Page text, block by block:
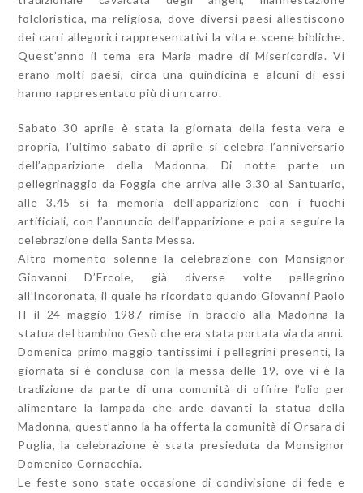
folcloristica, ma religiosa, dove diversi paesi allestiscono
dei carri allegorici rappresentativi la vita e scene bibliche.
Quest’anno il tema era Maria madre di Misericordia. Vi
erano molti paesi, circa una quindicina e alcuni di essi
hanno rappresentato più di un carro.
Sabato 30 aprile è stata la giornata della festa vera e
propria, l’ultimo sabato di aprile si celebra l’anniversario
dell’apparizione della Madonna. Di notte parte un
pellegrinaggio da Foggia che arriva alle 3.30 al Santuario,
alle 3.45 si fa memoria dell’apparizione con i fuochi
artificiali, con l’annuncio dell’apparizione e poi a seguire la
celebrazione della Santa Messa.
Altro momento solenne la celebrazione con Monsignor
Giovanni D’Ercole, già diverse volte pellegrino
all’Incoronata, il quale ha ricordato quando Giovanni Paolo
II il 24 maggio 1987 rimise in braccio alla Madonna la
statua del bambino Gesù che era stata portata via da anni.
Domenica primo maggio tantissimi i pellegrini presenti, la
giornata si è conclusa con la messa delle 19, ove vi è la
tradizione da parte di una comunità di offrire l’olio per
alimentare la lampada che arde davanti la statua della
Madonna, quest’anno la ha offerta la comunità di Orsara di
Puglia, la celebrazione è stata presieduta da Monsignor
Domenico Cornacchia.
Le feste sono state occasione di condivisione di fede e